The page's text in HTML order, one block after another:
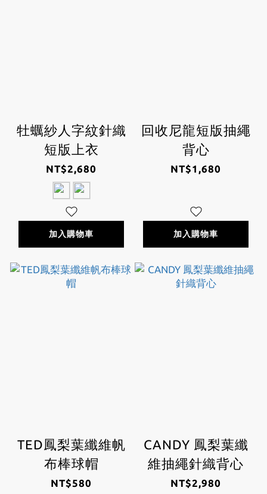
牡蠣紗人字紋針織
短版上衣
NT$2,680
加入購物車
回收尼龍短版抽繩
背心
NT$1,680
加入購物車
TED鳳梨葉纖維帆
布棒球帽
NT$580
CANDY 鳳梨葉纖
維抽繩針織背心
NT$2,980